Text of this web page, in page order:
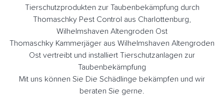
Tierschutzprodukten zur Taubenbekämpfung durch
Thomaschky Pest Control aus Charlottenburg,
Wilhelmshaven Altengroden Ost
Thomaschky Kammerjäger aus Wilhelmshaven Altengroden
Ost vertreibt und installiert Tierschutzanlagen zur
Taubenbekämpfung
Mit uns können Sie Die Schädlinge bekämpfen und wir
beraten Sie gerne.